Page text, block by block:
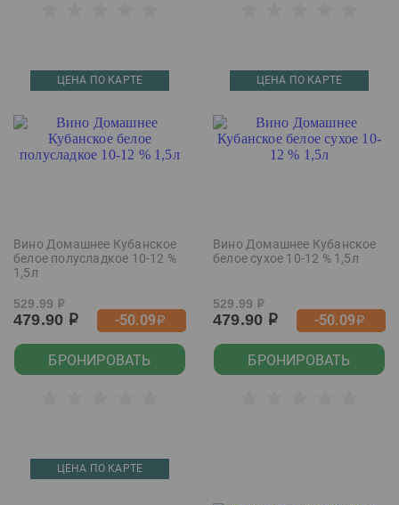
ЦЕНА ПО КАРТЕ
Вино Домашнее Кубанское
белое полусладкое 10-12 %
1,5л
529.99 р
479.90 р -50.09р
БРОНИРОВАТЬ
ЦЕНА ПО КАРТЕ
Вино Домашнее Кубанское
белое сухое 10-12 % 1,5л
529.99 р
479.90 р -50.09р
БРОНИРОВАТЬ
ЦЕНА ПО КАРТЕ